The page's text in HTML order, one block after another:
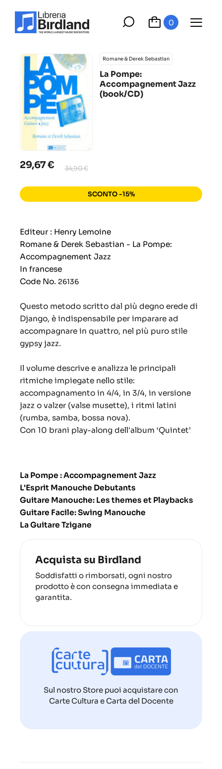
0
Romane & Derek Sebastian
La Pompe:
Accompagnement Jazz
(book/CD)
29,67 € 34,90 €
SCONTO -15%
Editeur : Henry Lemoine
Romane & Derek Sebastian - La Pompe:
Accompagnement Jazz
In francese
Code No. 26136
Questo metodo scritto dal più degno erede di
Django, è indispensabile per imparare ad
accompagnare in quattro, nel più puro stile
gypsy jazz.
Il volume descrive e analizza le principali
ritmiche impiegate nello stile:
accompagnamento in 4/4, in 3/4, in versione
jazz o valzer (valse musette), i ritmi latini
(rumba, samba, bossa nova).
Con 10 brani play-along dell'album ‘Quintet’
La Pompe : Accompagnement Jazz
L'Esprit Manouche Debutants
Guitare Manouche: Les themes et Playbacks
Guitare Facile: Swing Manouche
La Guitare Tzigane
Acquista su Birdland
Soddisfatti o rimborsati, ogni nostro
prodotto è con consegna immediata e
garantita.
Sul nostro Store puoi acquistare con
Carte Cultura e Carta del Docente